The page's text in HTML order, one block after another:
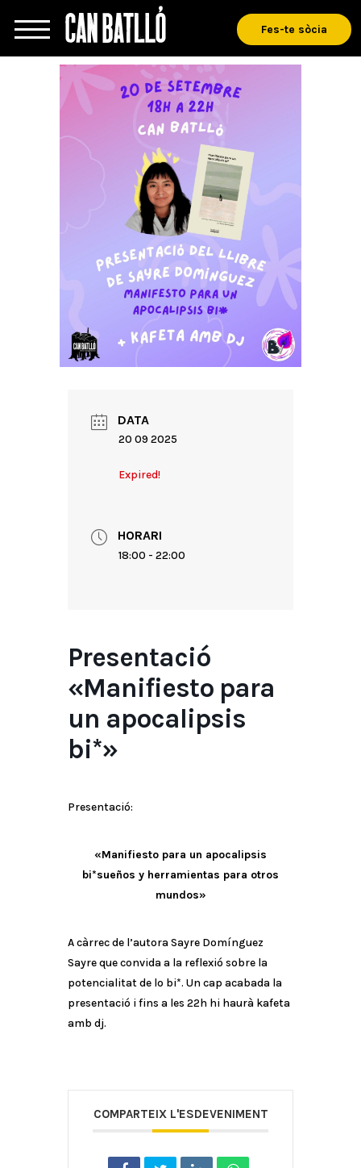
Fes-te sòcia
DATA
20 09 2025
Expired!
HORARI
18:00 - 22:00
Presentació
«Manifiesto para
un apocalipsis
bi*»
Presentació:
«Manifiesto para un apocalipsis
bi*sueños y herramientas para otros
mundos»
A càrrec de l’autora Sayre Domínguez
Sayre que convida a la reflexió sobre la
potencialitat de lo bi*. Un cap acabada la
presentació i fins a les 22h hi haurà kafeta
amb dj.
COMPARTEIX L'ESDEVENIMENT